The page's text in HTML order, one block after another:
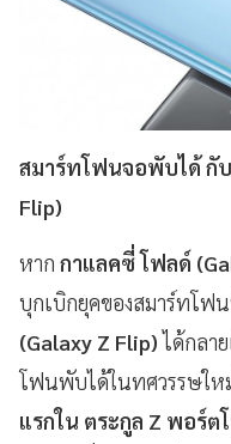
สมาร์ทโฟนจอพับได้ กั
Flip)
หาก กาแลคซี่ โฟลด์
บุกเบิกยุคของสมาร์ทโฟ
(Galaxy Z Flip)ได้กลา
โฟนพับได้ในทศวรรษให
แรกใน ตระกูล Z พอร์ต